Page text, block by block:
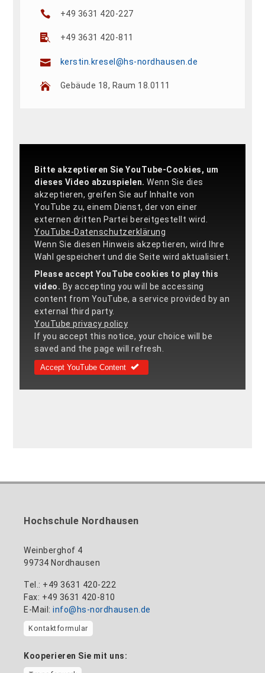
+49 3631 420-227
+49 3631 420-811
kerstin.kresel@hs-nordhausen.de
Gebäude 18, Raum 18.0111
Bitte akzeptieren Sie YouTube-Cookies, um
dieses Video abzuspielen. Wenn Sie dies
akzeptieren, greifen Sie auf Inhalte von
YouTube zu, einem Dienst, der von einer
externen dritten Partei bereitgestellt wird.
YouTube-Datenschutzerklärung
Wenn Sie diesen Hinweis akzeptieren, wird Ihre
Wahl gespeichert und die Seite wird aktualisiert.
Please accept YouTube cookies to play this
video. By accepting you will be accessing
content from YouTube, a service provided by an
external third party.
YouTube privacy policy
If you accept this notice, your choice will be
saved and the page will refresh.
Accept YouTube Content
Hochschule Nordhausen
Weinberghof 4
99734 Nordhausen
Tel.: +49 3631 420-222
Fax: +49 3631 420-810
E-Mail: info@hs-nordhausen.de
Kontaktformular
Kooperieren Sie mit uns: